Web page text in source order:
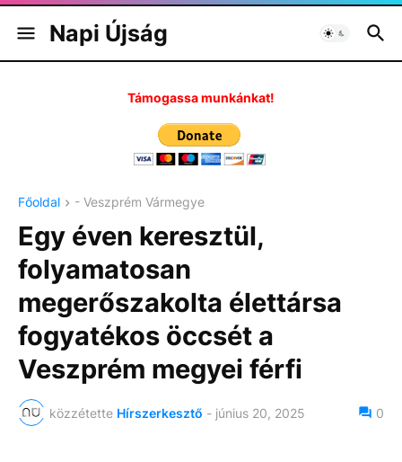
Napi Újság
Támogassa munkánkat!
Főoldal - Veszprém Vármegye
Egy éven keresztül,
folyamatosan
megerőszakolta élettársa
fogyatékos öccsét a
Veszprém megyei férfi
közzétette Hírszerkesztő - június 20, 2025 0